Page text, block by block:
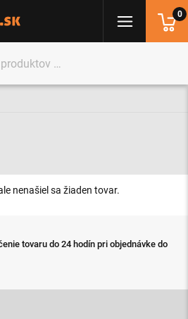
nenašiel sa žiaden tovar.
tovaru do 24 hodín pri objednávke do
0